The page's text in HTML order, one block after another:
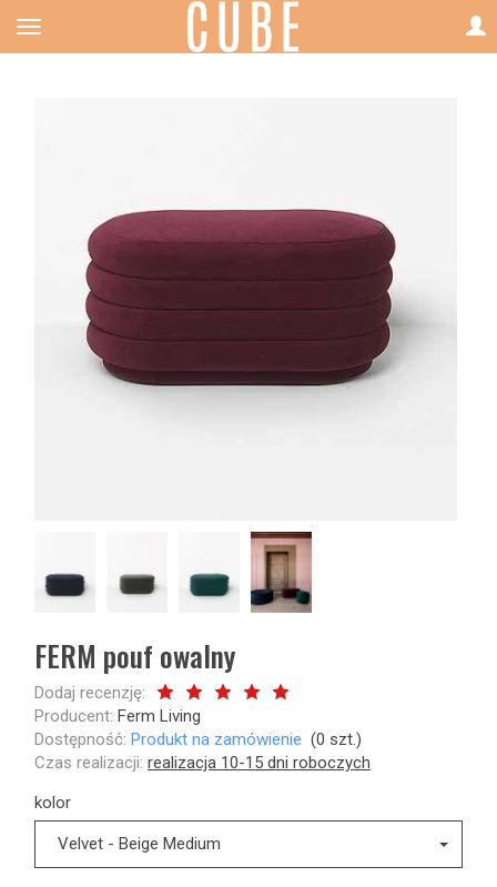
FERM pouf owalny
Dodaj recenzję:
Producent: Ferm Living
Dostępność: Produkt na zamówienie (0 szt.)
Czas realizacji: realizacja 10-15 dni roboczych
kolor
Velvet - Beige Medium